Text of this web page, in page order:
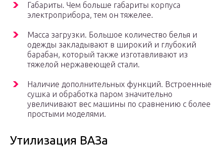
Габариты. Чем больше габариты корпуса
электроприбора, тем он тяжелее.
Масса загрузки. Большое количество белья и
одежды закладывают в широкий и глубокий
барабан, который также изготавливают из
тяжелой нержавеющей стали.
Наличие дополнительных функций. Встроенные
сушка и обработка паром значительно
увеличивают вес машины по сравнению с более
простыми моделями.
Утилизация ВАЗа